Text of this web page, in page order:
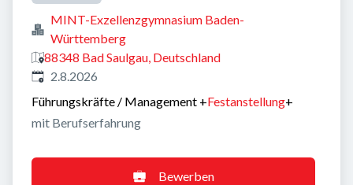
MINT-Exzellenzgymnasium Baden-
Württemberg
88348 Bad Saulgau, Deutschland
Veröffentlicht
2.8.2026
Führungskräfte / Management +Festanstellung+
mit Berufserfahrung
Bewerben